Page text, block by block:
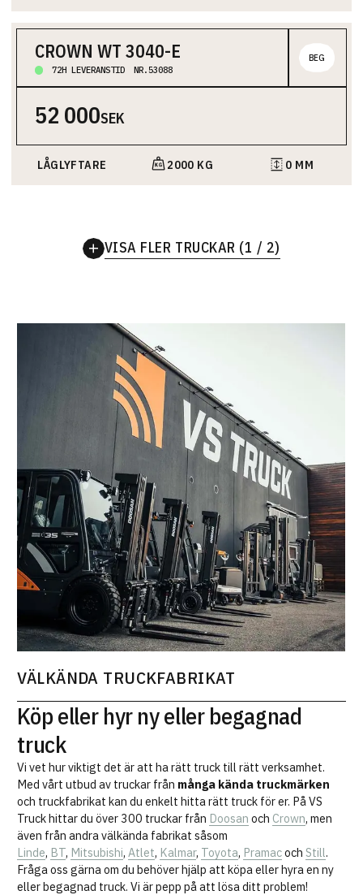
CROWN WT 3040-E
72H LEVERANSTID NR.53088
BEG
52 000SEK
LÅGLYFTARE
Låglyftare är idealiska för snabb och enkel transport av
utrymmen. Eldrivna modeller klarar uppförsbackar och
lutningar utan problem.
2000 KG
Truckens maximala lyftkapacitet.
0 MM
VISA FLER TRUCKAR (1 / 2)
VÄLKÄNDA TRUCKFABRIKAT
Köp eller hyr ny eller begagnad
truck
Vi vet hur viktigt det är att ha rätt truck till rätt verksamhet.
Med vårt utbud av truckar från många kända truckmärken
och truckfabrikat kan du enkelt hitta rätt truck för er. På VS
Truck hittar du över 300 truckar från Doosan och Crown, men
även från andra välkända fabrikat såsom
Linde, BT, Mitsubishi,Atlet, Kalmar, Toyota, PramacochStill.
Fråga oss gärna om du behöver hjälp att köpa eller hyra en ny
eller begagnad truck. Vi är pepp på att lösa ditt problem!